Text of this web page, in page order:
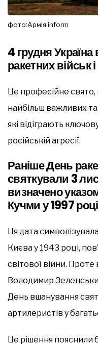
фото:Армія inform
4 грудня
ракетних військ
Це професійне
найбільш важливих та
які відіграють
російській агресії.
Раніше День
святкували 3
визначено
Кучми у 1997 році
Ця дата
Києва у 1943 році,
світової війни.
Володимир
День вшанування
артилеристів у
Це рішення пояснили